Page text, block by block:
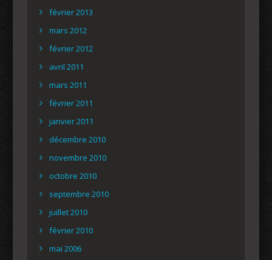
février 2013
mars 2012
février 2012
avril 2011
mars 2011
février 2011
janvier 2011
décembre 2010
novembre 2010
octobre 2010
septembre 2010
juillet 2010
février 2010
mai 2006